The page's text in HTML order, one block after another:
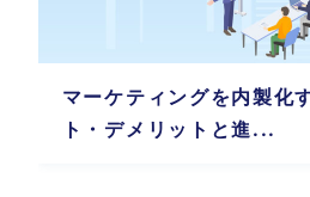
マーケティングを内製化
ト・デメリットと進...